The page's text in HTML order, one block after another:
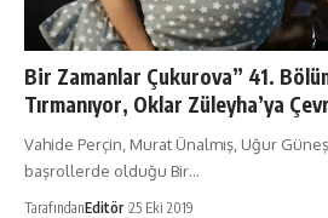
Bir Zamanlar Çukurova” 41.
Tırmanıyor, Oklar Züleyha’ya
Vahide Perçin, Murat Ünalmış, Uğur
başrollerde olduğu Bir…
TarafındanEditör 25 Eki 2019